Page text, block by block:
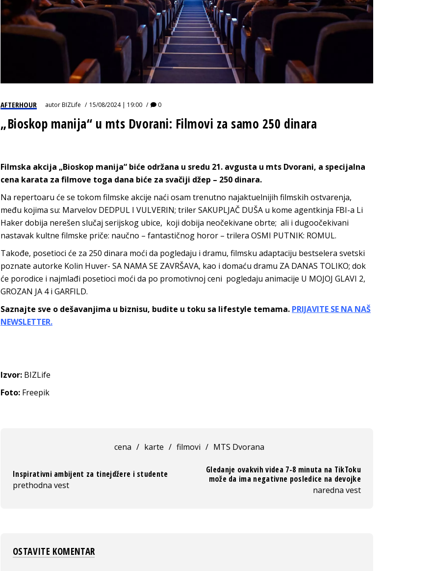
AFTERHOUR autorBIZLife 15/08/2024 | 19:00 0
„Bioskop manija“ u mts Dvorani: Filmovi za samo 250 dinara
Filmska akcija „Bioskop manija“ biće održana u sredu 21. avgusta u mts Dvorani, a specijalna
cena karata za filmove toga dana biće za svačiji džep – 250 dinara.
Na repertoaru će se tokom filmske akcije naći osam trenutno najaktuelnijih filmskih ostvarenja,
među kojima su: Marvelov DEDPUL I VULVERIN; triler SAKUPLJAČ DUŠA u kome agentkinja FBI-a Li
Haker dobija nerešen slučaj serijskog ubice, koji dobija neočekivane obrte; ali i dugoočekivani
nastavak kultne filmske priče: naučno – fantastičnog horor – trilera OSMI PUTNIK: ROMUL.
Takođe, posetioci će za 250 dinara moći da pogledaju i dramu, filmsku adaptaciju bestselera svetski
poznate autorke Kolin Huver- SA NAMA SE ZAVRŠAVA, kao i domaću dramu ZA DANAS TOLIKO; dok
će porodice i najmlađi posetioci moći da po promotivnoj ceni pogledaju animacije U MOJOJ GLAVI 2,
GROZAN JA 4 i GARFILD.
Saznajte sve o dešavanjima u biznisu, budite u toku sa lifestyle temama. PRIJAVITE SE NA NAŠ
NEWSLETTER.
Izvor: BIZLife
Foto: Freepik
cena / karte / filmovi / MTS Dvorana
Inspirativni ambijent za tinejdžere i studente
prethodna vest
Gledanje ovakvih videa 7-8 minuta na TikToku
može da ima negativne posledice na devojke
naredna vest
OSTAVITE KOMENTAR